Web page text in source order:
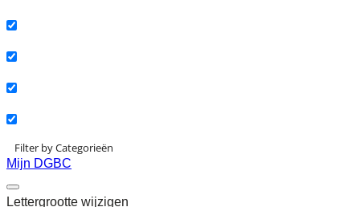
Filter by Categorieën
Mijn DGBC
Lettergrootte wijzigen